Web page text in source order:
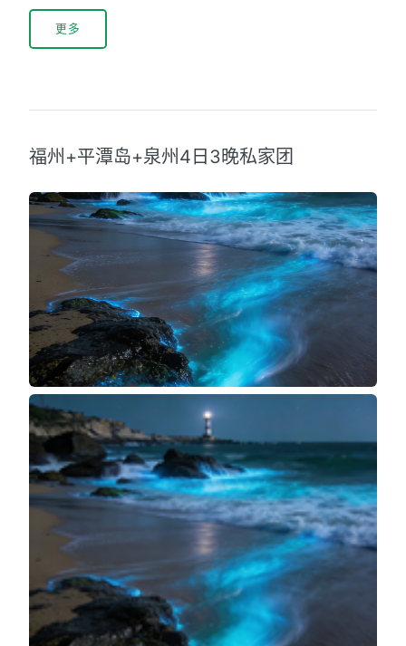
更多
福州+平潭岛+泉州4日3晚私家团